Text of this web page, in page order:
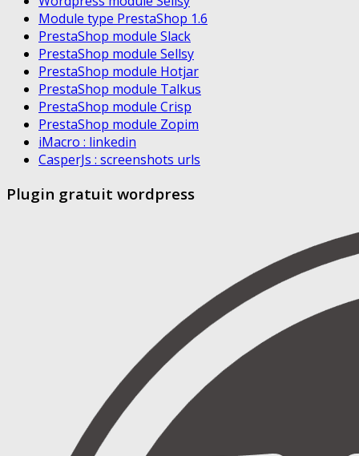
Module type PrestaShop 1.6
PrestaShop module Slack
PrestaShop module Sellsy
PrestaShop module Hotjar
PrestaShop module Talkus
PrestaShop module Crisp
PrestaShop module Zopim
iMacro : linkedin
CasperJs : screenshots urls
Plugin gratuit wordpress